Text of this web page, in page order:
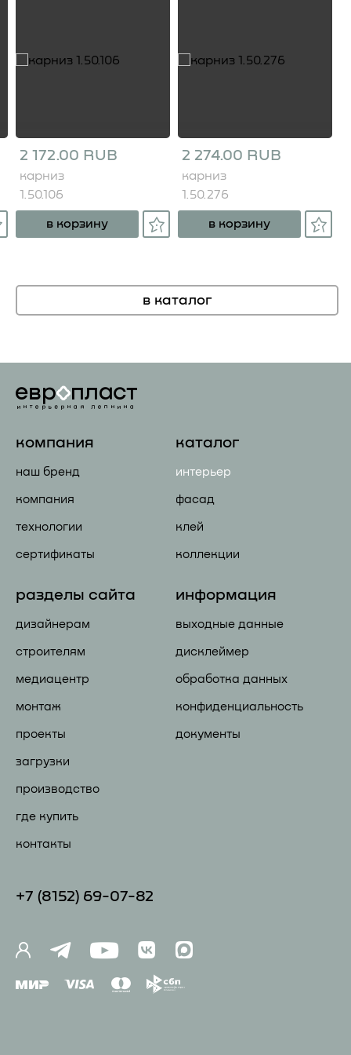
2 172.00 RUB
карниз
1.50.106
в корзину
2 274.00 RUB
карниз
1.50.276
в корзину
в каталог
компания
наш бренд
компания
технологии
сертификаты
каталог
интерьер
фасад
клей
коллекции
разделы сайта
дизайнерам
строителям
медиацентр
монтаж
проекты
загрузки
производство
где купить
контакты
информация
выходные данные
дисклеймер
обработка данных
конфиденциальность
документы
+7 (81 52) 69-07-82